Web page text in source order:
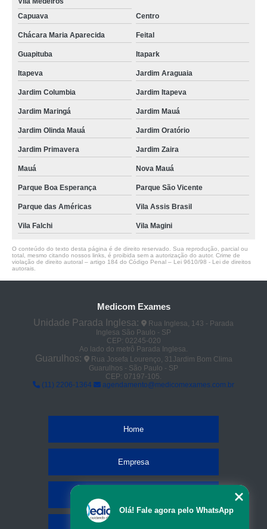
Capuava
Centro
Chácara Maria Aparecida Feital
Guapituba Itapark
Itapeva Jardim Araguaia
Jardim Columbia Jardim Itapeva
Jardim Maringá Jardim Mauá
Jardim Olinda Mauá Jardim Oratório
Jardim Primavera Jardim Zaira
Mauá Nova Mauá
Parque Boa Esperança Parque São Vicente
Parque das Américas Vila Assis Brasil
Vila Falchi Vila Magini
O conteúdo do texto desta página é de direito reservado. Sua reprodução, parcial ou
total, mesmo citando nossos links, é proibida sem a autorização do autor. Crime de
violação de direito autoral – artigo 184 do Código Penal – Lei 9610/98 - Lei de direitos
autorais
Medicom Exames
Unidade Parada Inglesa:
Rua Inglesa, 143 - Parada
Inglesa São Paulo - SP
CEP: 02245-020
Ao lado do metrô Parada Inglesa.
Guarulhos:
Rua Josefa Lourenço, 31Jardim Bom Clima
Guarulhos - São Paulo - SP
CEP: 07197-105.
(11) 2206-1364
agendamento@medicomexames.com.br
Home
Empresa
Olá! Fale agora pelo WhatsApp